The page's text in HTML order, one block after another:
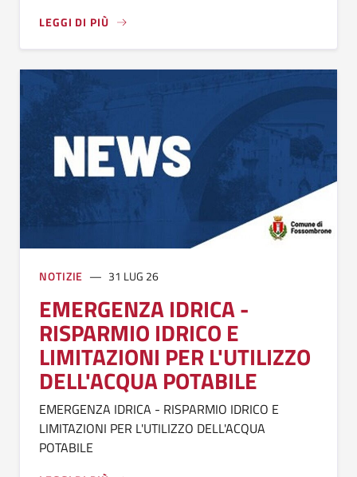
LEGGI DI PIÙ
NOTIZIE 31 LUG 26
EMERGENZA IDRICA -
RISPARMIO IDRICO E
LIMITAZIONI PER L'UTILIZZO
DELL'ACQUA POTABILE
EMERGENZA IDRICA - RISPARMIO IDRICO E
LIMITAZIONI PER L'UTILIZZO DELL'ACQUA
POTABILE